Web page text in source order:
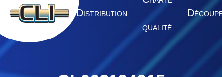
A CCUEIL DISTRIBUTION
QUALITÉ
D